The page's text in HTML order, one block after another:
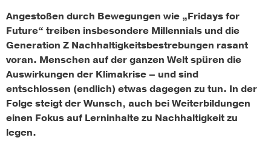
Angestoßen durch Bewegungen wie „Fridays for
Future“ treiben insbesondere Millennials und die
Generation Z Nachhaltigkeitsbestrebungen rasant
voran. Menschen auf der ganzen Welt spüren die
Auswirkungen der Klimakrise – und sind
entschlossen (endlich) etwas dagegen zu tun. In der
Folge steigt der Wunsch, auch bei Weiterbildungen
einen Fokus auf Lerninhalte zu Nachhaltigkeit zu
legen.